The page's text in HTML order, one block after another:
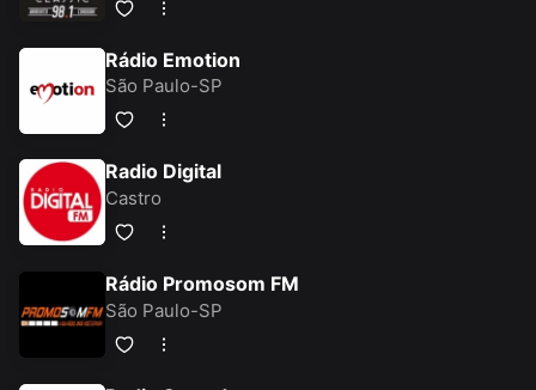
Rádio Emotion
São Paulo-SP
Radio Digital
Castro
Rádio Promosom FM
São Paulo-SP